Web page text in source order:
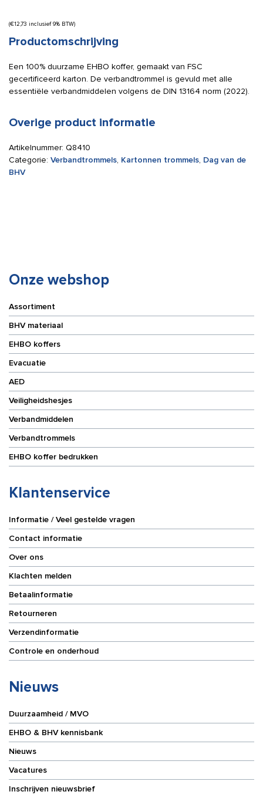
(€12,73 inclusief 9% BTW)
Productomschrijving
Een 100% duurzame EHBO koffer, gemaakt van FSC
gecertificeerd karton. De verbandtrommel is gevuld met alle
essentiële verbandmiddelen volgens de DIN 13164 norm (2022).
Overige product informatie
Artikelnummer: Q8410
Categorie: Verbandtrommels, Kartonnen trommels, Dag van de
BHV
Onze webshop
Assortiment
BHV materiaal
EHBO koffers
Evacuatie
AED
Veiligheidshesjes
Verbandmiddelen
Verbandtrommels
EHBO koffer bedrukken
Klantenservice
Informatie / Veel gestelde vragen
Contact informatie
Over ons
Klachten melden
Betaalinformatie
Retourneren
Verzendinformatie
Controle en onderhoud
Nieuws
Duurzaamheid / MVO
EHBO & BHV kennisbank
Nieuws
Vacatures
Inschrijven nieuwsbrief